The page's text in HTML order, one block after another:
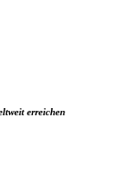
erreichen